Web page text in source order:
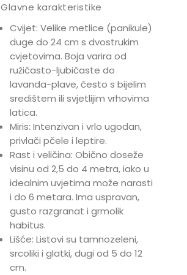
Glavne karakteristike
Cvijet: Velike metlice (panikule)
duge do 24 cm s dvostrukim
cvjetovima. Boja varira od
ružičasto-ljubičaste do
lavanda-plave, često s bijelim
središtem ili svjetlijim vrhovima
latica.
Miris: Intenzivan i vrlo ugodan,
privlači pčele i leptire.
Rast i veličina: Obično doseže
visinu od 2,5 do 4 metra, iako u
idealnim uvjetima može narasti
i do 6 metara. Ima uspravan,
gusto razgranat i grmolik
habitus.
Lišće: Listovi su tamnozeleni,
srcoliki i glatki, dugi od 5 do 12
cm.